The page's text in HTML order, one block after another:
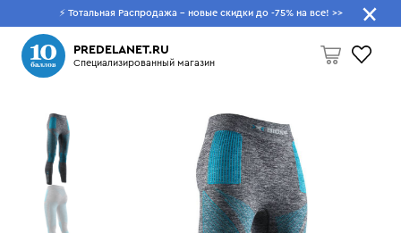
⚡ Тотальная Распродажа - новые скидки до -75% на все! >>
PREDELANET.RU
Специализированный магазин
Пусто
Что будем искать?